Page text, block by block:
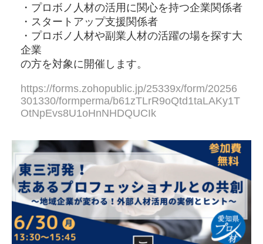
・プロボノ人材の活用に関心を持つ企業関係者
・スタートアップ支援関係者
・プロボノ人材や副業人材の活躍の場を探す大
企業
の方を対象に開催します。
https://forms.zohopublic.jp/25339x/form/20256
301330/formperma/b61zTLrR9oQtd1taLAKy1T
OtNpEvs8U1oHnNHDQUCIk